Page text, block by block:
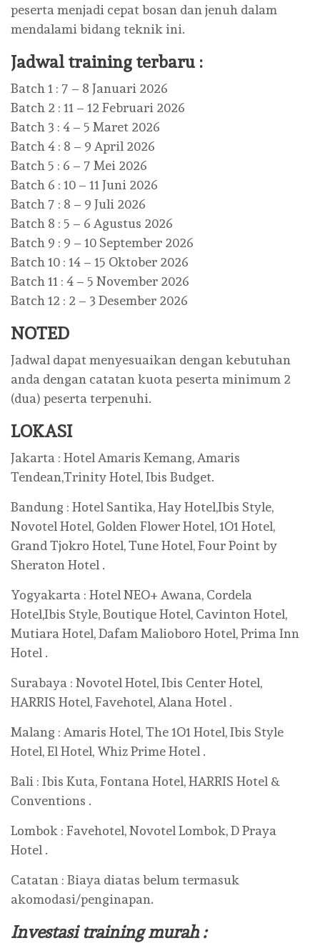
peserta menjadi cepat bosan dan jenuh dalam
mendalami bidang teknik ini.
Jadwal training terbaru :
Batch 1 : 7 – 8 Januari 2026
Batch 2 : 11 – 12 Februari 2026
Batch 3 : 4 – 5 Maret 2026
Batch 4 : 8 – 9 April 2026
Batch 5 : 6 – 7 Mei 2026
Batch 6 : 10 – 11 Juni 2026
Batch 7 : 8 – 9 Juli 2026
Batch 8 : 5 – 6 Agustus 2026
Batch 9 : 9 – 10 September 2026
Batch 10 : 14 – 15 Oktober 2026
Batch 11 : 4 – 5 November 2026
Batch 12 : 2 – 3 Desember 2026
NOTED
Jadwal dapat menyesuaikan dengan kebutuhan
anda dengan catatan kuota peserta minimum 2
(dua) peserta terpenuhi.
LOKASI
Jakarta : Hotel Amaris Kemang, Amaris
Tendean,Trinity Hotel, Ibis Budget.
Bandung : Hotel Santika, Hay Hotel,Ibis Style,
Novotel Hotel, Golden Flower Hotel, 1O1 Hotel,
Grand Tjokro Hotel, Tune Hotel, Four Point by
Sheraton Hotel .
Yogyakarta : Hotel NEO+ Awana, Cordela
Hotel,Ibis Style, Boutique Hotel, Cavinton Hotel,
Mutiara Hotel, Dafam Malioboro Hotel, Prima Inn
Hotel .
Surabaya : Novotel Hotel, Ibis Center Hotel,
HARRIS Hotel, Favehotel, Alana Hotel .
Malang : Amaris Hotel, The 1O1 Hotel, Ibis Style
Hotel, El Hotel, Whiz Prime Hotel .
Bali : Ibis Kuta, Fontana Hotel, HARRIS Hotel &
Conventions .
Lombok : Favehotel, Novotel Lombok, D Praya
Hotel .
Catatan : Biaya diatas belum termasuk
akomodasi/penginapan.
Investasi training murah :